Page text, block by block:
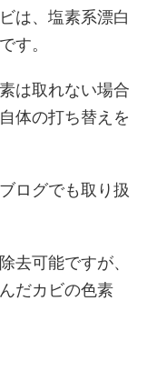
は、塩素系漂白
す。
は取れない場合
体の打ち替えを
ログでも取り扱
去可能ですが、
だカビの色素